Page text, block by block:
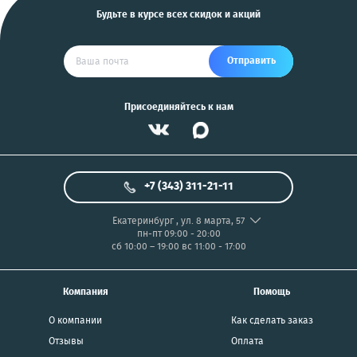
Будьте в курсе всех скидок и акций
Отправить
Присоединяйтесь к нам
Помощь
Как сделать заказ
Оплата
Компания
О компании
Отзывы
+7 (343) 311-21-11
Екатеринбург, ул. 8 марта, 57
пн-пт 09:00 - 20:00
сб 10:00 – 19:00 вс 11:00 - 17:00